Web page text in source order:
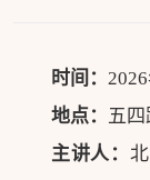
时间：
地点： 五
主讲人：